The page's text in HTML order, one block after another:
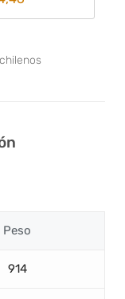
Peso
914